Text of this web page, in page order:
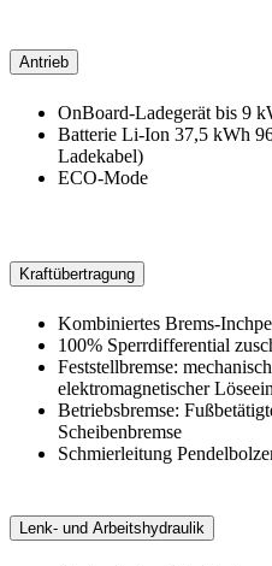
Antrieb
OnBoard-Ladegerät bis 9
Batterie Li-Ion 37,5 kWh
Ladekabel)
ECO-Mode
Kraftübertragung
Kombiniertes Brems-
100% Sperrdifferential
Feststellbremse:
elektromagnetischer
Betriebsbremse:
Scheibenbremse
Schmierleitung
Lenk- und Arbeitshydraulik